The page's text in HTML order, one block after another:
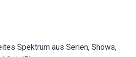
Spektrum aus Serien, Shows,